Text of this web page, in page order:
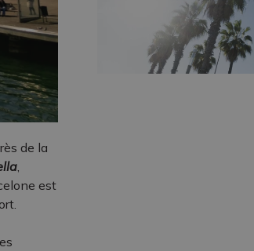
de la
est